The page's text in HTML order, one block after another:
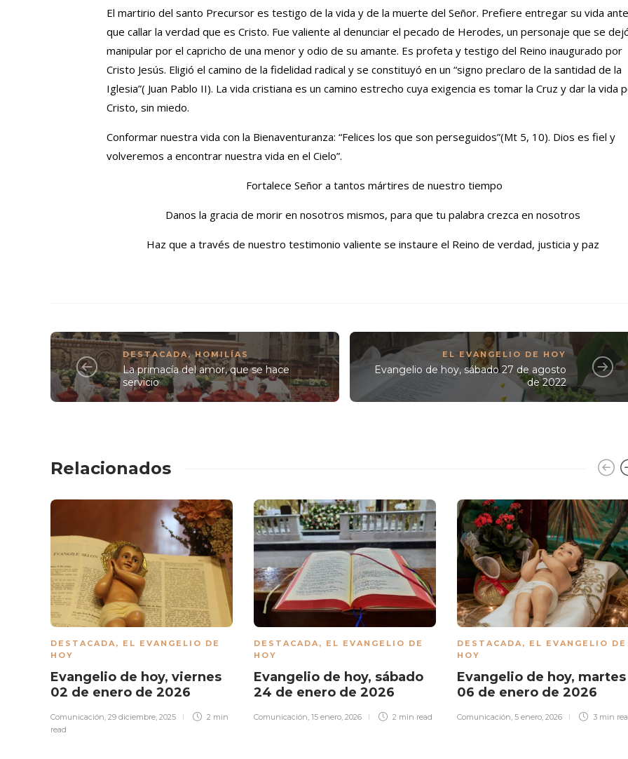
El martirio del santo Precursor es testigo de la vida y de la muerte del Señor. Prefiere entregar su vida
que callar la verdad que es Cristo. Fue valiente al denunciar el pecado de Herodes, un personaje que se
manipular por el capricho de una menor y odio de su amante. Es profeta y testigo del Reino inaugurado por
Cristo Jesús. Eligió el camino de la fidelidad radical y se constituyó en un “signo preclaro de la santidad de la
Iglesia”( Juan Pablo II). La vida cristiana es un camino estrecho cuya exigencia es tomar la Cruz y dar la vida
Cristo, sin miedo.
Conformar nuestra vida con la Bienaventuranza: “Felices los que son perseguidos”(Mt 5, 10). Dios es fiel y
volveremos a encontrar nuestra vida en el Cielo”.
Fortalece Señor a tantos mártires de nuestro tiempo
Danos la gracia de morir en nosotros mismos, para que tu palabra crezca en nosotros
Haz que a través de nuestro testimonio valiente se instaure el Reino de verdad, justicia y paz
DESTACADA,HOMILÍAS
La primacía del amor, que se hace
servicio
EL EVANGELIO DE HOY
Evangelio de hoy, sábado 27 de agosto
de 2022
Relacionados
DESTACADA, EL EVANGELIO DE
HOY
Evangelio de hoy, viernes
02 de enero de 2026
Comunicación, 29 diciembre, 2025
2 min
read
DESTACADA, EL EVANGELIO DE
HOY
Evangelio de hoy, sábado
24 de enero de 2026
Comunicación, 15 enero, 2026 2 min read
DESTACADA, EL EVANGELIO DE
HOY
Evangelio de hoy, martes
06 de enero de 2026
Comunicación, 5 enero, 2026 3 min